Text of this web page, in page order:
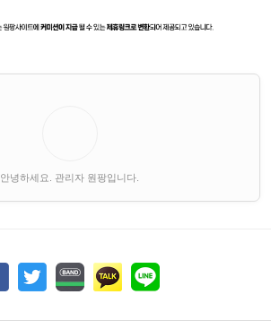
안녕하세요. 관리자 원팡입니다.